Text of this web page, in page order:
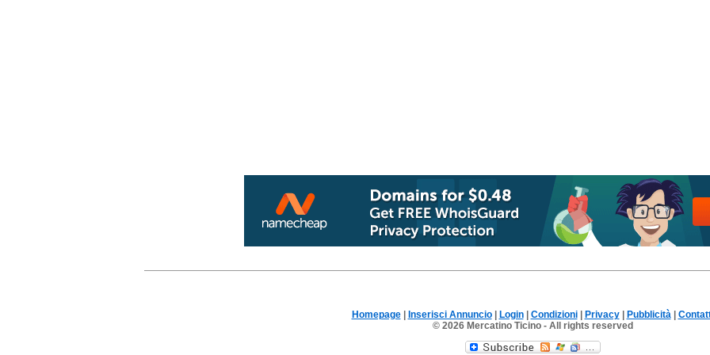
Homepage| Inserisci Annuncio| Login| Condizioni| Privacy| Pubblicità|
© 2026 Mercatino Ticino - All rights reserved